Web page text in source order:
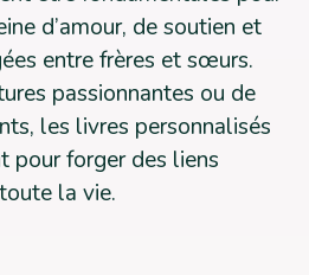
d’amour, de soutien et
entre frères et sœurs.
passionnantes ou de
les livres personnalisés
pour forger des liens
la vie.